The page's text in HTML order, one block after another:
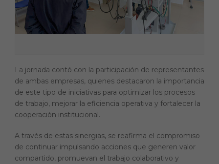
La jornada contó con la participación de representantes
de ambas empresas, quienes destacaron la importancia
de este tipo de iniciativas para optimizar los procesos
de trabajo, mejorar la eficiencia operativa y fortalecer la
cooperación institucional.
A través de estas sinergias, se reafirma el compromiso
de continuar impulsando acciones que generen valor
compartido, promuevan el trabajo colaborativo y